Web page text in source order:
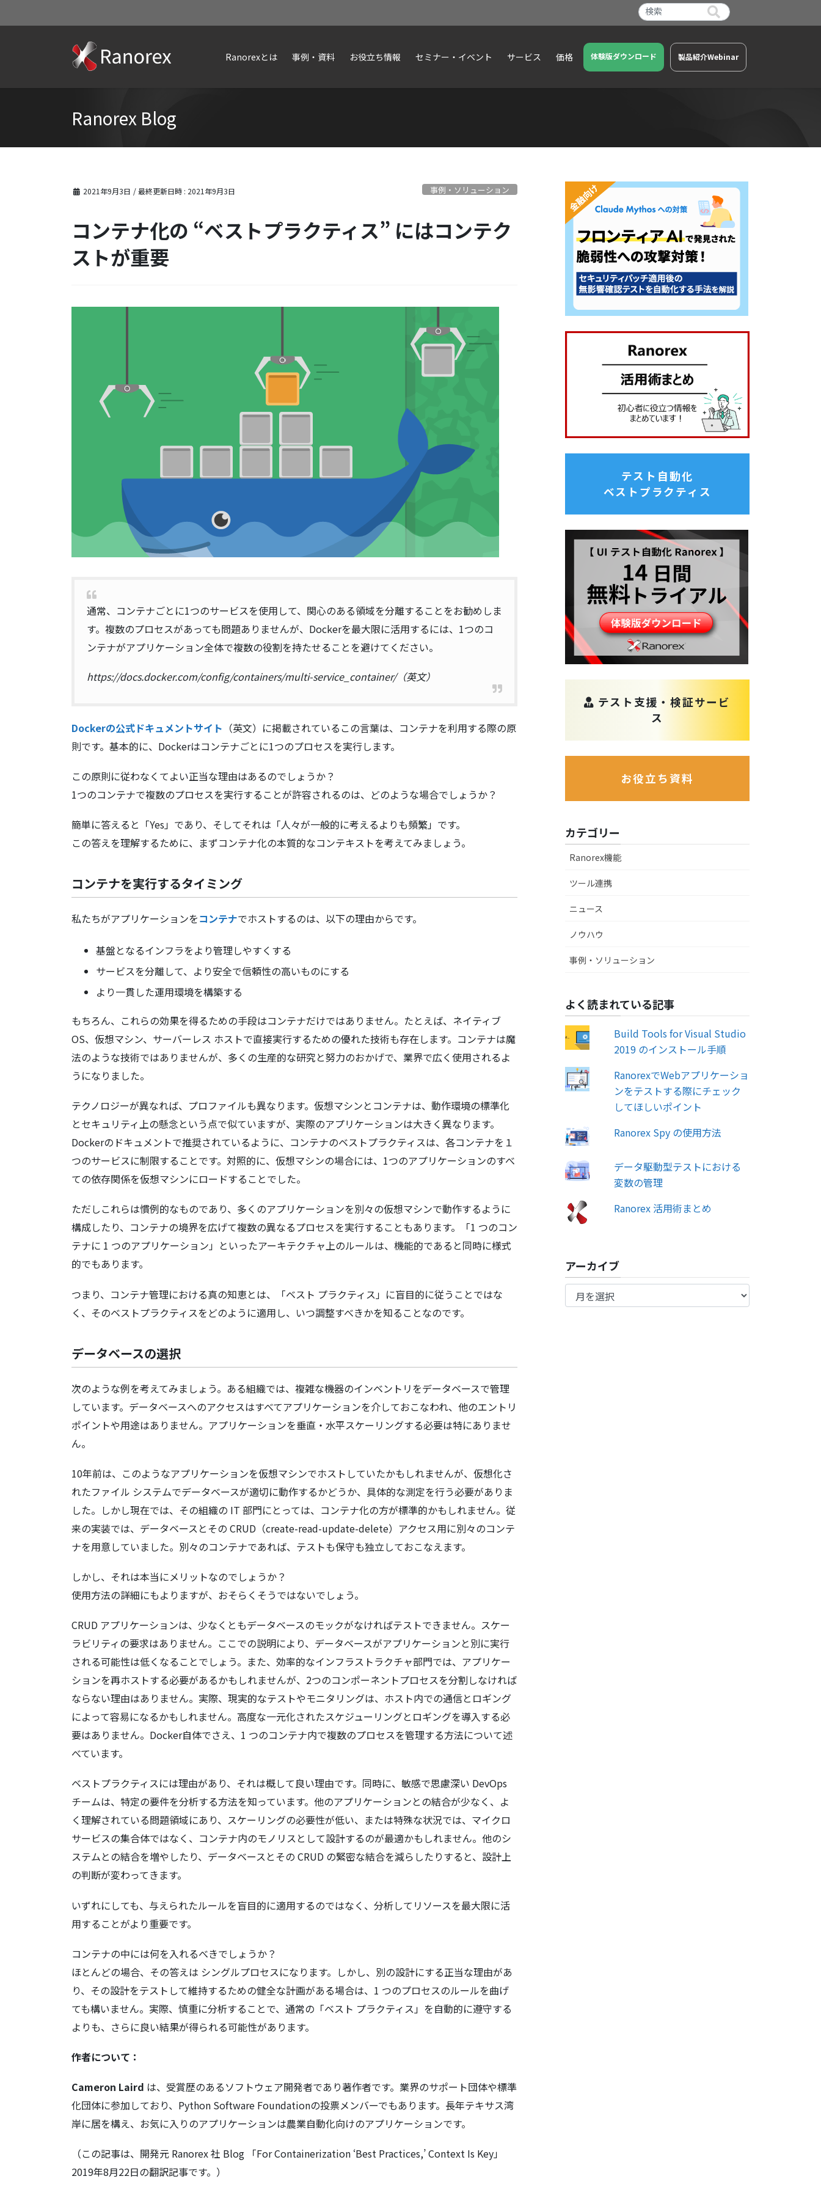
Ranorexとは 事例・資料 お役立ち情報 セミナー・イベント サービス 価格 体験版ダウンロード 製品紹介Webinar
Ranorex Blog
2021年9月3日 / 最終更新日時 : 2021年9月3日 事例・ソリューション
コンテナ化の “ベストプラクティス” にはコンテク
ストが重要
通常、コンテナごとに1つのサービスを使用して、関心のある領域を分離することをお勧めしま
す。複数のプロセスがあっても問題ありませんが、Dockerを最大限に活用するには、1つのコ
ンテナがアプリケーション全体で複数の役割を持たせることを避けてください。
https://docs.docker.com/config/containers/multi-service_container/（英文）
Dockerの公式ドキュメントサイト （英文）に掲載されているこの言葉は、コンテナを利用する際の原
則です。基本的に、Dockerはコンテナごとに1つのプロセスを実行します。
この原則に従わなくてよい正当な理由はあるのでしょうか？
1つのコンテナで複数のプロセスを実行することが許容されるのは、どのような場合でしょうか？
簡単に答えると「Yes」であり、そしてそれは「人々が一般的に考えるよりも頻繁」です。
この答えを理解するために、まずコンテナ化の本質的なコンテキストを考えてみましょう。
コンテナを実行するタイミング
私たちがアプリケーションをコンテナでホストするのは、以下の理由からです。
基盤となるインフラをより管理しやすくする
サービスを分離して、より安全で信頼性の高いものにする
より一貫した運用環境を構築する
もちろん、これらの効果を得るための手段はコンテナだけではありません。たとえば、ネイティブ
OS、仮想マシン、サーバーレス ホストで直接実行するための優れた技術も存在します。コンテナは魔
法のような技術ではありませんが、多くの生産的な研究と努力のおかげで、業界で広く使用されるよ
うになりました。
テクノロジーが異なれば、プロファイルも異なります。仮想マシンとコンテナは、動作環境の標準化
とセキュリティ上の懸念という点で似ていますが、実際のアプリケーションは大きく異なります。
Dockerのドキュメントで推奨されているように、コンテナのベストプラクティスは、各コンテナを１
つのサービスに制限することです。対照的に、仮想マシンの場合には、1つのアプリケーションのすべ
ての依存関係を仮想マシンにロードすることでした。
ただしこれらは慣例的なものであり、多くのアプリケーションを別々の仮想マシンで動作するように
構成したり、コンテナの境界を広げて複数の異なるプロセスを実行することもあります。「1 つのコン
テナに 1 つのアプリケーション」といったアーキテクチャ上のルールは、機能的であると同時に様式
的でもあります。
つまり、コンテナ管理における真の知恵とは、「ベスト プラクティス」に盲目的に従うことではな
く、そのベストプラクティスをどのように適用し、いつ調整すべきかを知ることなのです。
データベースの選択
次のような例を考えてみましょう。ある組織では、複雑な機器のインベントリをデータベースで管理
しています。データベースへのアクセスはすべてアプリケーションを介しておこなわれ、他のエントリ
ポイントや用途はありません。アプリケーションを垂直・水平スケーリングする必要は特にありませ
ん。
10年前は、このようなアプリケーションを仮想マシンでホストしていたかもしれませんが、仮想化さ
れたファイル システムでデータベースが適切に動作するかどうか、具体的な測定を行う必要がありま
した。しかし現在では、その組織の IT 部門にとっては、コンテナ化の方が標準的かもしれません。従
来の実装では、データベースとその CRUD（create-read-update-delete）アクセス用に別々のコンテ
ナを用意していました。別々のコンテナであれば、テストも保守も独立しておこなえます。
しかし、それは本当にメリットなのでしょうか？
使用方法の詳細にもよりますが、おそらくそうではないでしょう。
CRUD アプリケーションは、少なくともデータベースのモックがなければテストできません。スケー
ラビリティの要求はありません。ここでの説明により、データベースがアプリケーションと別に実行
される可能性は低くなることでしょう。また、効率的なインフラストラクチャ部門では、アプリケー
ションを再ホストする必要があるかもしれませんが、2つのコンポーネントプロセスを分割しなければ
ならない理由はありません。実際、現実的なテストやモニタリングは、ホスト内での通信とロギング
によって容易になるかもしれません。高度な一元化されたスケジューリングとロギングを導入する必
要はありません。Docker自体でさえ、1 つのコンテナ内で複数のプロセスを管理する方法について述
べています。
ベストプラクティスには理由があり、それは概して良い理由です。同時に、敏感で思慮深い DevOps
チームは、特定の要件を分析する方法を知っています。他のアプリケーションとの結合が少なく、よ
く理解されている問題領域にあり、スケーリングの必要性が低い、または特殊な状況では、マイクロ
サービスの集合体ではなく、コンテナ内のモノリスとして設計するのが最適かもしれません。他のシ
ステムとの結合を増やしたり、データベースとその CRUD の緊密な結合を減らしたりすると、設計上
の判断が変わってきます。
いずれにしても、与えられたルールを盲目的に適用するのではなく、分析してリソースを最大限に活
用することがより重要です。
コンテナの中には何を入れるべきでしょうか？
ほとんどの場合、その答えは シングルプロセスになります。しかし、別の設計にする正当な理由があ
り、その設計をテストして維持するための健全な計画がある場合は、1 つのプロセスのルールを曲げ
ても構いません。実際、慎重に分析することで、通常の「ベスト プラクティス」を自動的に遵守する
よりも、さらに良い結果が得られる可能性があります。
作者について：
Cameron Laird は、受賞歴のあるソフトウェア開発者であり著作者です。業界のサポート団体や標準
化団体に参加しており、Python Software Foundationの投票メンバーでもあります。長年テキサス湾
岸に居を構え、お気に入りのアプリケーションは農業自動化向けのアプリケーションです。
（この記事は、開発元 Ranorex 社 Blog 「For Containerization ‘Best Practices,’ Context Is Key」
2019年8月22日の翻訳記事です。）
テスト自動化
ベストプラクティス
テスト支援・検証サービ
ス
お役立ち資料
カテゴリー
Ranorex機能
ツール連携
ニュース
ノウハウ
事例・ソリューション
よく読まれている記事
Build Tools for Visual Studio
2019 のインストール手順
RanorexでWebアプリケーショ
ンをテストする際にチェック
してほしいポイント
Ranorex Spy の使用方法
データ駆動型テストにおける
変数の管理
Ranorex 活用術まとめ
アーカイブ